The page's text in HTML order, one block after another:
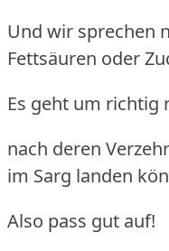
Und wir sprechen
Fettsäuren oder
Es geht um richtig
nach deren
im Sarg landen
Also pass gut auf!